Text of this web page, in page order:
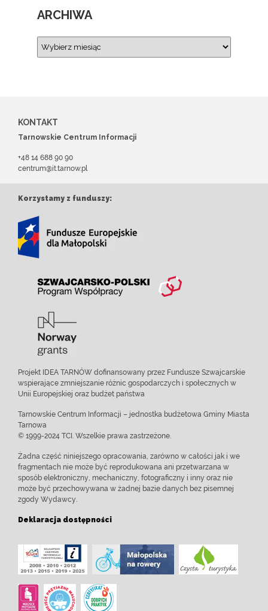
ARCHIWA
KONTAKT
Tarnowskie Centrum Informacji
+48 14 688 90 90
centrum@it.tarnow.pl
Korzystamy z funduszy:
Projekt IDEA TARNÓW dofinansowany przez Fundusze Szwajcarskie
wspierające zmniejszanie różnic gospodarczych i społecznych w
Unii Europejskiej oraz budżet państwa
Tarnowskie Centrum Informacji – jednostka budżetowa Gminy Miasta
Tarnowa
© 1999-2024 TCI. Wszelkie prawa zastrzeżone.
Żadna część niniejszego opracowania, zarówno w całości jak i we
fragmentach nie może być reprodukowana ani przetwarzana w
sposób elektroniczny, mechaniczny, fotograficzny i inny oraz nie
może być przechowywana w żadnej bazie danych bez pisemnej
zgody Wydawcy.
Deklaracja dostępności